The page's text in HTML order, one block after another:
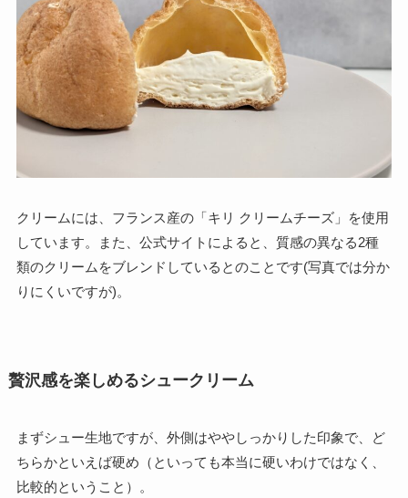
クリームには、フランス産の「キリ クリームチーズ」を使用
しています。また、公式サイトによると、質感の異なる2種
類のクリームをブレンドしているとのことです(写真では分か
りにくいですが)。
贅沢感を楽しめるシュークリーム
まずシュー生地ですが、外側はややしっかりした印象で、ど
ちらかといえば硬め（といっても本当に硬いわけではなく、
比較的ということ）。